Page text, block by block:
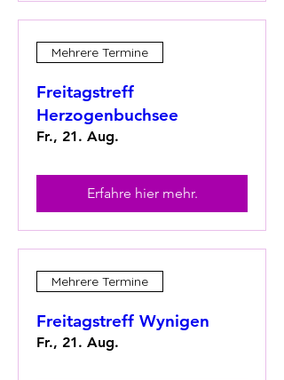
Mehrere Termine
Freitagstreff
Herzogenbuchsee
Fr., 21. Aug.
Erfahre hier mehr.
Mehrere Termine
Freitagstreff Wynigen
Fr., 21. Aug.